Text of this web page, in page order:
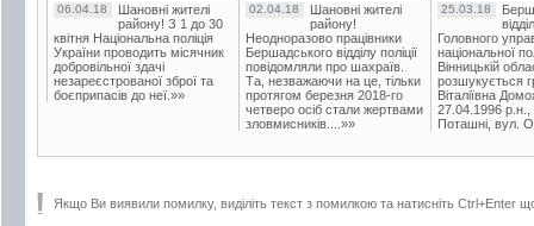
06.04.18
Шановні жителі
району! З 1 до 30
квітня Національна поліція
України проводить місячник
добровільної здачі
незареєстрованої зброї та
боєприпасів до неї.»»
02.04.18
Шановні жителі
району!
Неодноразово працівники
Бершадського відділу поліції
повідомляли про шахраїв.
Та, незважаючи на це, тільки
протягом березня 2018-го
четверо осіб стали жертвами
зловмисників....»»
25.03.18
Головного
національної
Вінницькій
розшукується
Віталіївна
27.04.1996 р.н.,
Поташні, вул.
Якщо Ви виявили помилку, виділіть текст з помилкою та натисніть Ctrl+Enter